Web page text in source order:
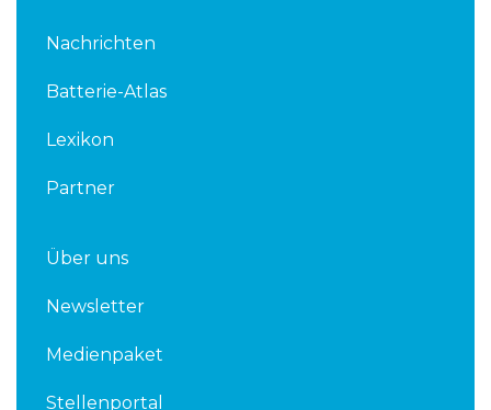
Nachrichten
Batterie-Atlas
Lexikon
Partner
Über uns
Newsletter
Medienpaket
Stellenportal